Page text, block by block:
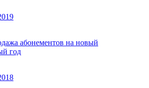
абонементов на новый
год